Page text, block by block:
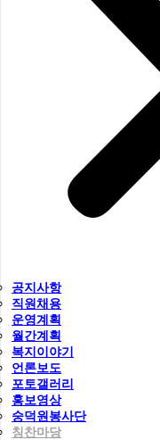
공지사항
직원채용
운영계획
월간계획
복지이야기
언론보도
포토갤러리
홍보영상
숭덕원봉사단
칭찬마당